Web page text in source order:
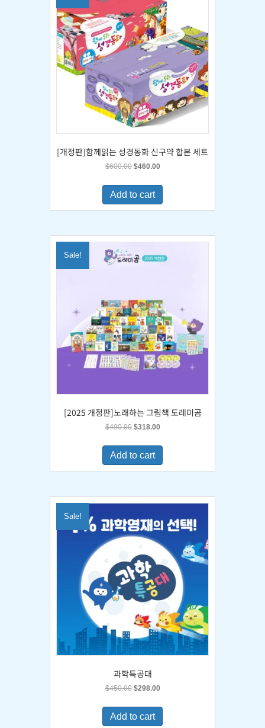
[개정판]함께읽는 성경동화 신구약 합본 세트
$600.00 Original
was:
$600.00.
$460.00Current
is:
Add to cart
Sale!
[2025 개정판]노래하는 그림책 도레미곰
$490.00 Original
was:
$490.00.
$318.00Current
is:
Add to cart
Sale!
과학특공대
$450.00 Original
was:
$450.00.
$298.00Current
is:
Add to cart